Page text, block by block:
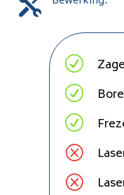

R
R
R
Q
Q